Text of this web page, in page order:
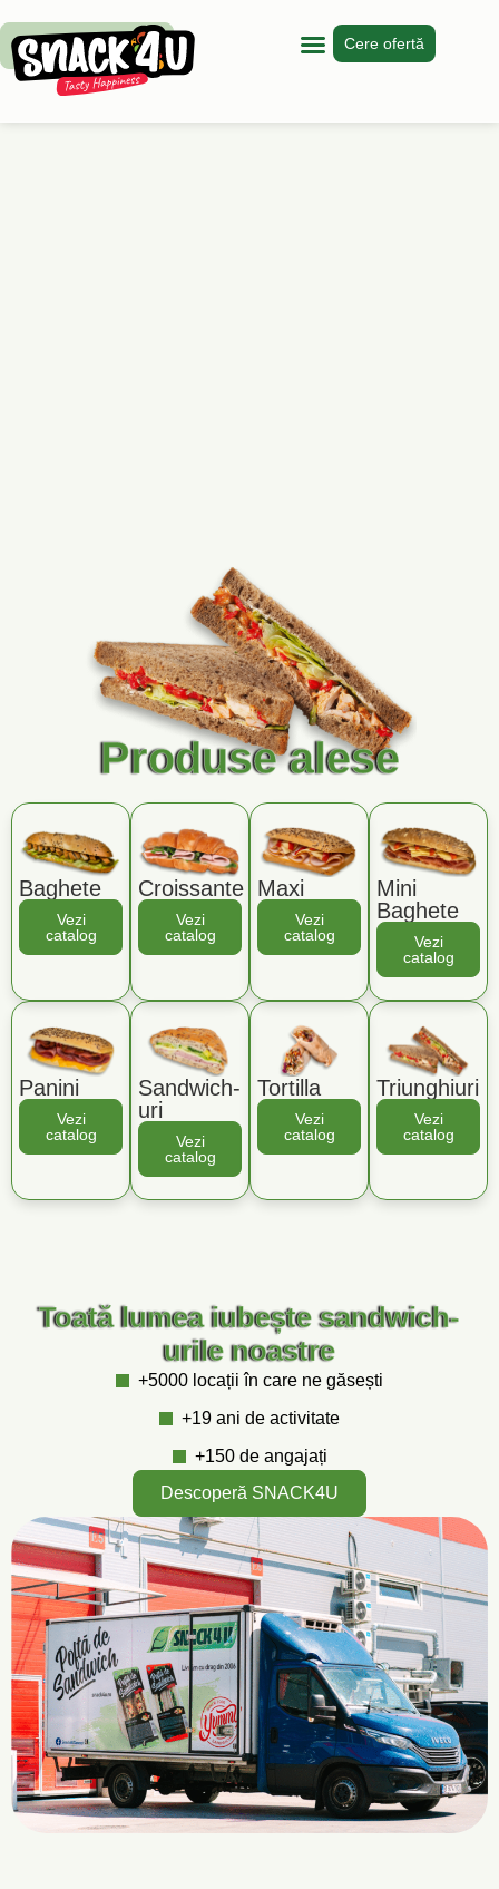
Cere ofertă
Vezi produsele
Produse alese
Baghete
Vezi
catalog
Croissante
Vezi
catalog
Maxi
Vezi
catalog
Mini
Baghete
Vezi
catalog
Panini
Vezi
catalog
Sandwich-
uri
Vezi
catalog
Tortilla
Vezi
catalog
Triunghiuri
Vezi
catalog
Toată lumea iubește sandwich-
urile noastre
+5000 locații în care ne găsești
+19 ani de activitate
+150 de angajați
Descoperă SNACK4U